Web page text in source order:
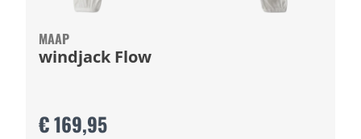
MAAP
windjack Flow
€ 169,95